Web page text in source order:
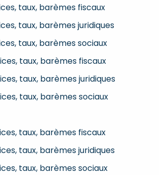
taux, barèmes fiscaux
taux, barèmes juridiques
taux, barèmes sociaux
taux, barèmes fiscaux
taux, barèmes juridiques
taux, barèmes sociaux
taux, barèmes fiscaux
taux, barèmes juridiques
taux, barèmes sociaux